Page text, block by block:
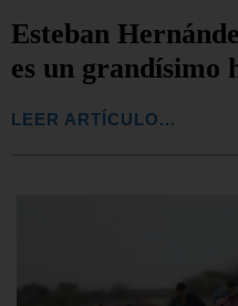
Esteban
es un grandísimo
LEER ARTÍCULO...